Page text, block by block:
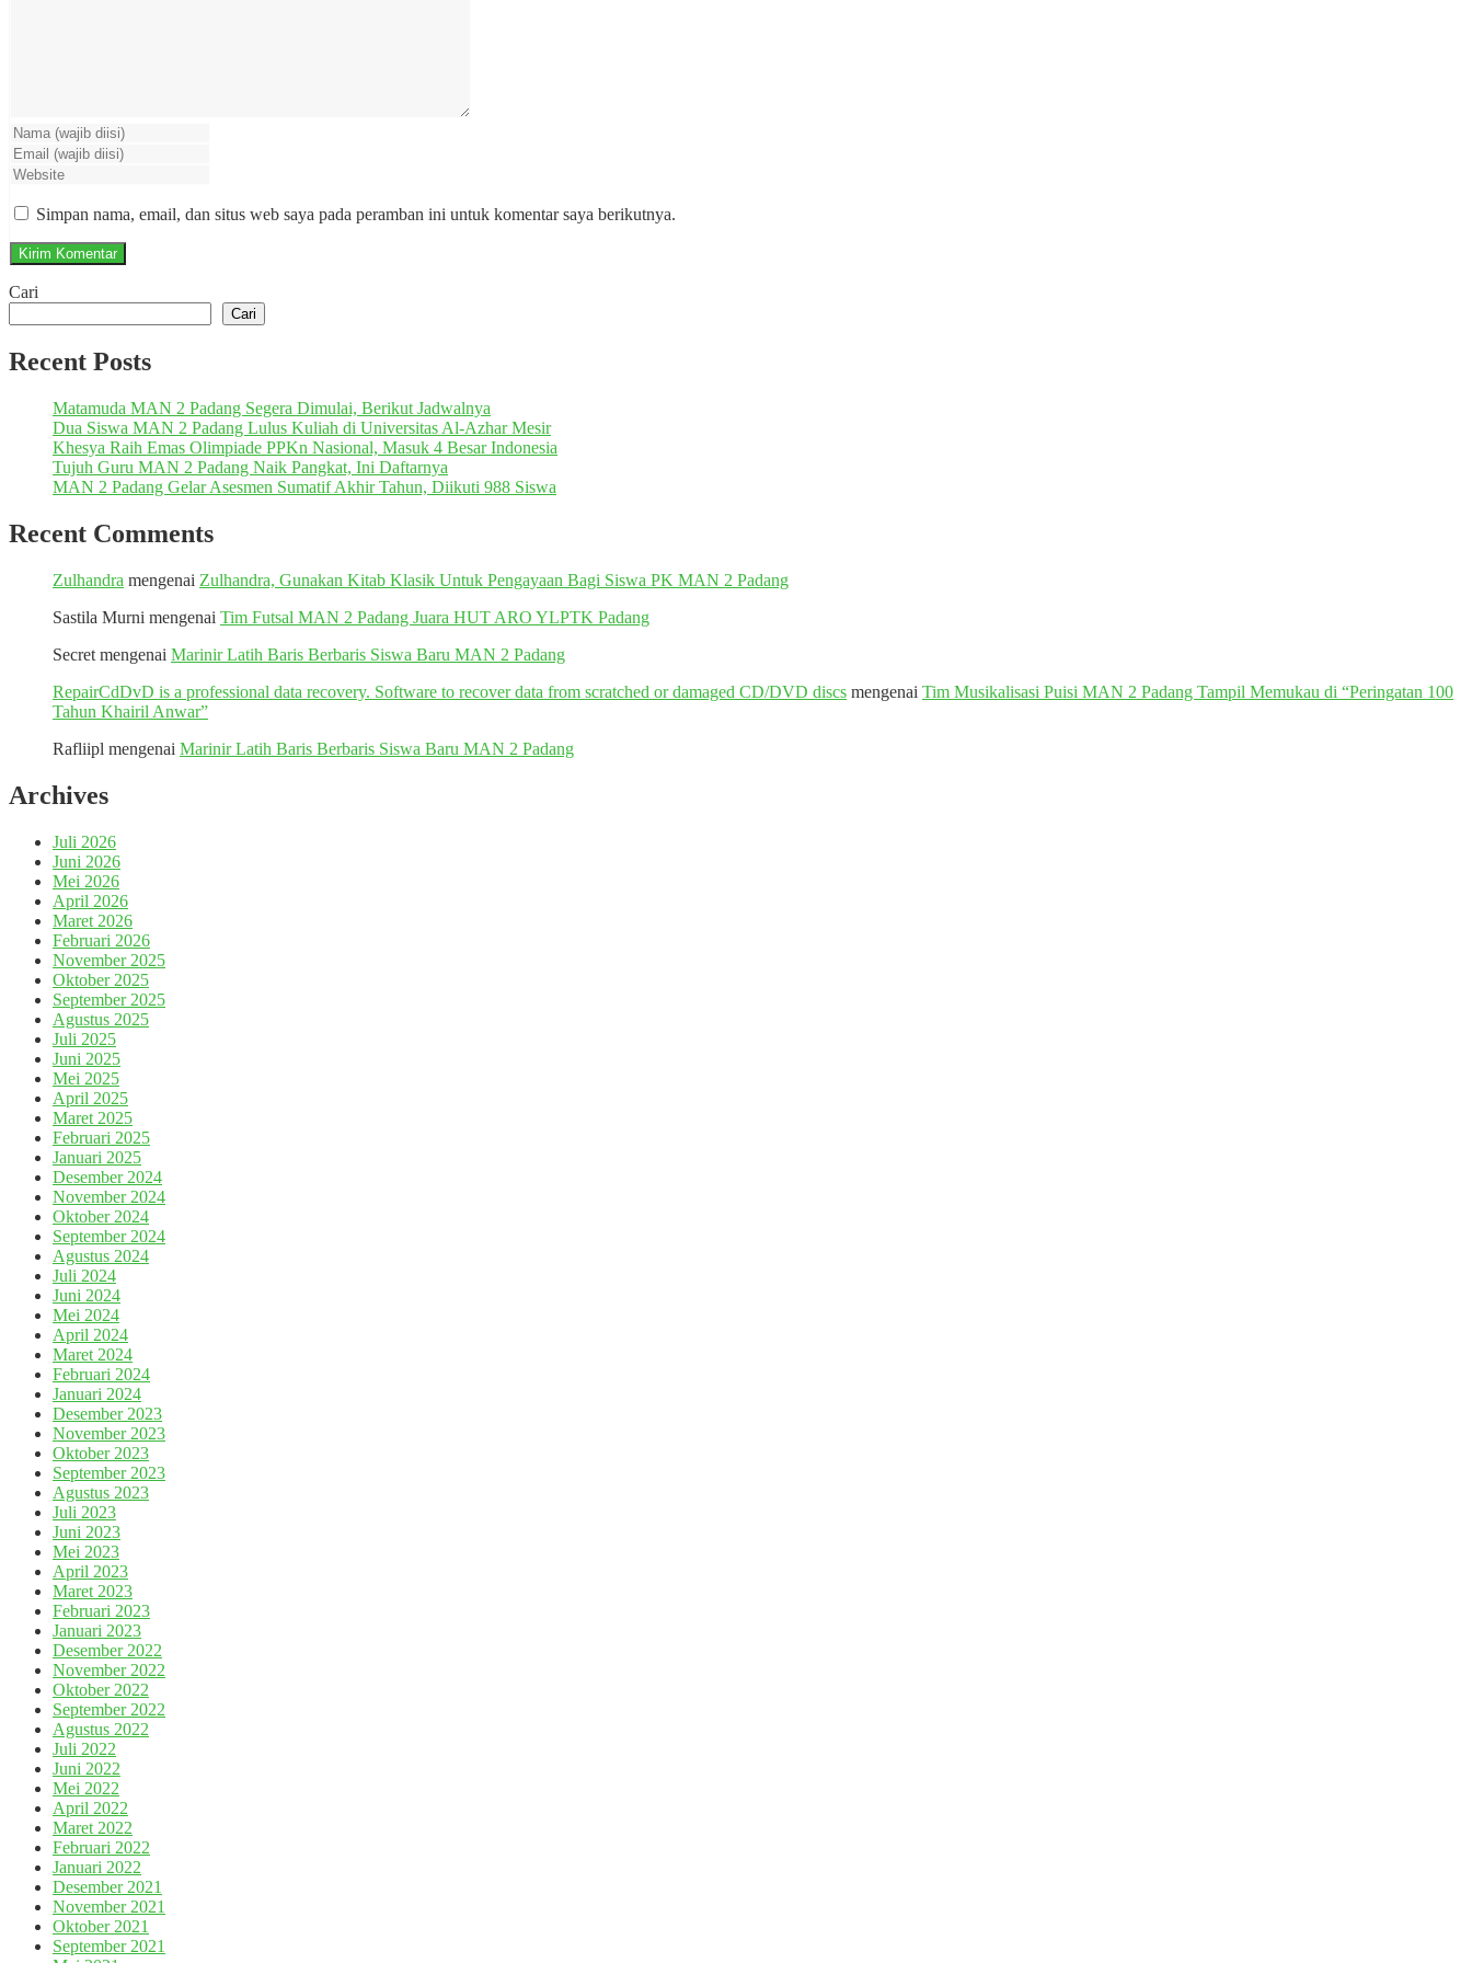
Simpan nama, email, dan situs web saya pada peramban ini untuk komentar saya berikutnya.
Cari
Cari
Recent Posts
Matamuda MAN 2 Padang Segera Dimulai, Berikut Jadwalnya
Dua Siswa MAN 2 Padang Lulus Kuliah di Universitas Al-Azhar Mesir
Khesya Raih Emas Olimpiade PPKn Nasional, Masuk 4 Besar Indonesia
Tujuh Guru MAN 2 Padang Naik Pangkat, Ini Daftarnya
MAN 2 Padang Gelar Asesmen Sumatif Akhir Tahun, Diikuti 988 Siswa
Recent Comments
Zulhandra mengenai Zulhandra, Gunakan Kitab Klasik Untuk Pengayaan Bagi Siswa PK MAN 2 Padang
Sastila Murni mengenai Tim Futsal MAN 2 Padang Juara HUT ARO YLPTK Padang
Secret mengenai Marinir Latih Baris Berbaris Siswa Baru MAN 2 Padang
RepairCdDvD is a professional data recovery. Software to recover data from scratched or damaged CD/DVD discs mengenai Tim Musikalisasi Puisi MAN 2 Padang Tampil Memukau di “Peringatan 100
Tahun Khairil Anwar”
Rafliipl mengenai Marinir Latih Baris Berbaris Siswa Baru MAN 2 Padang
Archives
Juli 2026
Juni 2026
Mei 2026
April 2026
Maret 2026
Februari 2026
November 2025
Oktober 2025
September 2025
Agustus 2025
Juli 2025
Juni 2025
Mei 2025
April 2025
Maret 2025
Februari 2025
Januari 2025
Desember 2024
November 2024
Oktober 2024
September 2024
Agustus 2024
Juli 2024
Juni 2024
Mei 2024
April 2024
Maret 2024
Februari 2024
Januari 2024
Desember 2023
November 2023
Oktober 2023
September 2023
Agustus 2023
Juli 2023
Juni 2023
Mei 2023
April 2023
Maret 2023
Februari 2023
Januari 2023
Desember 2022
November 2022
Oktober 2022
September 2022
Agustus 2022
Juli 2022
Juni 2022
Mei 2022
April 2022
Maret 2022
Februari 2022
Januari 2022
Desember 2021
November 2021
Oktober 2021
September 2021